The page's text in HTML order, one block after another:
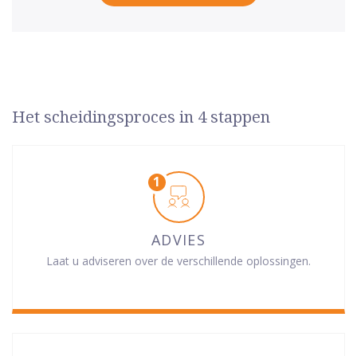
Het scheidingsproces in 4 stappen
ADVIES
Laat u adviseren over de verschillende oplossingen.